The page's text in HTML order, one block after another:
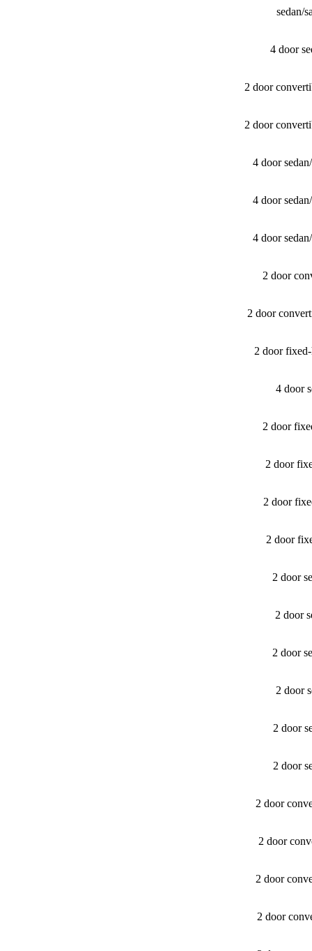
sedan/​
4 door
2 door
2 door
4 door
4 door
4 door
2 door
2 door
2 door
4 door
2 door
2 door
2 door
2 door
2 door
2 door
2 door
2 door
2 door
2 door
2 door
2 door
2 door
2 door